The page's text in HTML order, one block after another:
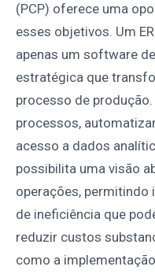
(PCP) oferece uma
esses objetivos. Um
apenas um software
estratégica que
processo de
processos,
acesso a dados
possibilita uma visão
operações, permitindo
de ineficiência que
reduzir custos
como a